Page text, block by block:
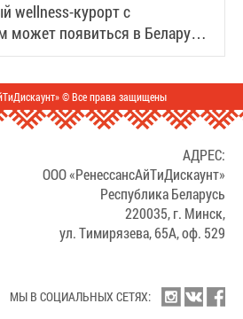
wellness-курорт с
может появиться в Беларуси:
подробности
© Все права защищены
АДРЕС:
ООО «РенессансАйТиДискаунт»
Республика Беларусь
220035, г. Минск,
ул. Тимирязева, 65А, оф. 529
МЫ В СОЦИАЛЬНЫХ СЕТЯХ: